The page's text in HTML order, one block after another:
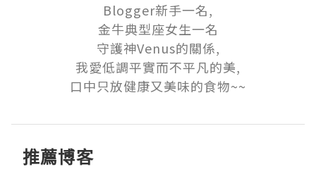
Blogger新手一名,
金牛典型座女生一名
守護神Venus的關係,
我愛低調平實而不平凡的美,
口中只放健康又美味的食物~~
推薦博客